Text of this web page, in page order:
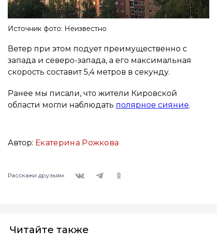
Источник фото: Неизвестно
Ветер при этом подует преимущественно с
запада и северо-запада, а его максимальная
скорость составит 5,4 метров в секунду.
Ранее мы писали, что жители Кировской
области могли наблюдать полярное сияние.
Автор: Екатерина Рожкова
Расскажи друзьям:
Читайте также